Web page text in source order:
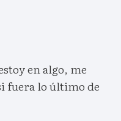
en algo, me
fuera lo último de